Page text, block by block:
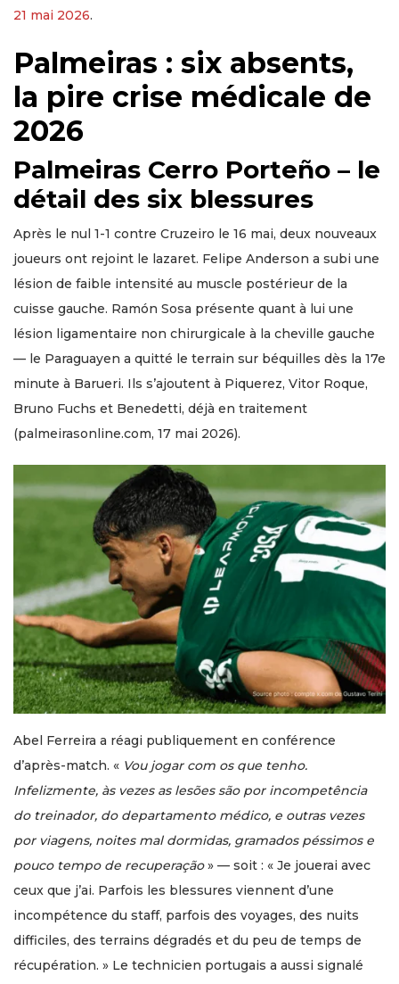
21 mai 2026.
Palmeiras : six absents,
la pire crise médicale de
2026
Palmeiras Cerro Porteño – le
détail des six blessures
Après le nul 1-1 contre Cruzeiro le 16 mai, deux nouveaux
joueurs ont rejoint le lazaret. Felipe Anderson a subi une
lésion de faible intensité au muscle postérieur de la
cuisse gauche. Ramón Sosa présente quant à lui une
lésion ligamentaire non chirurgicale à la cheville gauche
— le Paraguayen a quitté le terrain sur béquilles dès la 17e
minute à Barueri. Ils s’ajoutent à Piquerez, Vitor Roque,
Bruno Fuchs et Benedetti, déjà en traitement
(palmeirasonline.com, 17 mai 2026).
Abel Ferreira a réagi publiquement en conférence
d’après-match. « Vou jogar com os que tenho.
Infelizmente, às vezes as lesões são por incompetência
do treinador, do departamento médico, e outras vezes
por viagens, noites mal dormidas, gramados péssimos e
pouco tempo de recuperação» — soit : « Je jouerai avec
ceux que j’ai. Parfois les blessures viennent d’une
incompétence du staff, parfois des voyages, des nuits
difficiles, des terrains dégradés et du peu de temps de
récupération. » Le technicien portugais a aussi signalé